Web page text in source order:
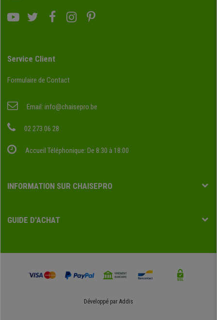
Service Client
Formulaire de Contact
Email: info@chaisepro.be
02 273 06 28
Accueil Téléphonique: De 8:30 à 18:00
INFORMATION SUR CHAISEPRO
GUIDE D'ACHAT
Développé par Addis